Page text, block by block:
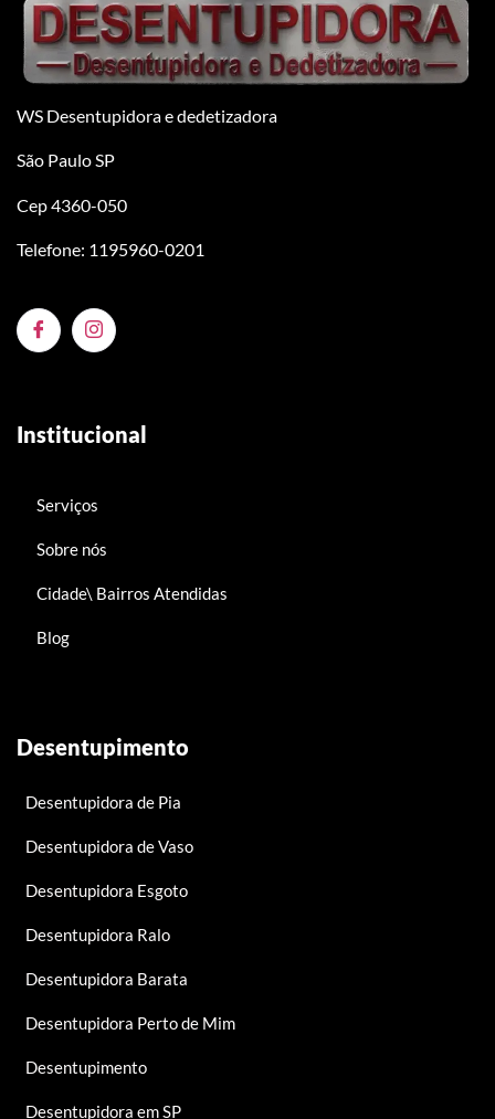
WS Desentupidora e dedetizadora
São Paulo SP
Cep 4360-050
Telefone: 1195960-0201
Institucional
Serviços
Sobre nós
Cidade\ Bairros Atendidas
Blog
Desentupimento
Desentupidora de Pia
Desentupidora de Vaso
Desentupidora Esgoto
Desentupidora Ralo
Desentupidora Barata
Desentupidora Perto de Mim
Desentupimento
Desentupidora em SP